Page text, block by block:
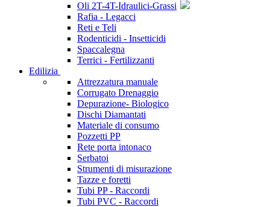
Oli 2T-4T-Idraulici-Grassi
Rafia - Legacci
Reti e Teli
Rodenticidi - Insetticidi
Spaccalegna
Terrici - Fertilizzanti
Edilizia
Attrezzatura manuale
Corrugato Drenaggio
Depurazione- Biologico
Dischi Diamantati
Materiale di consumo
Pozzetti PP
Rete porta intonaco
Serbatoi
Strumenti di misurazione
Tazze e foretti
Tubi PP - Raccordi
Tubi PVC - Raccordi